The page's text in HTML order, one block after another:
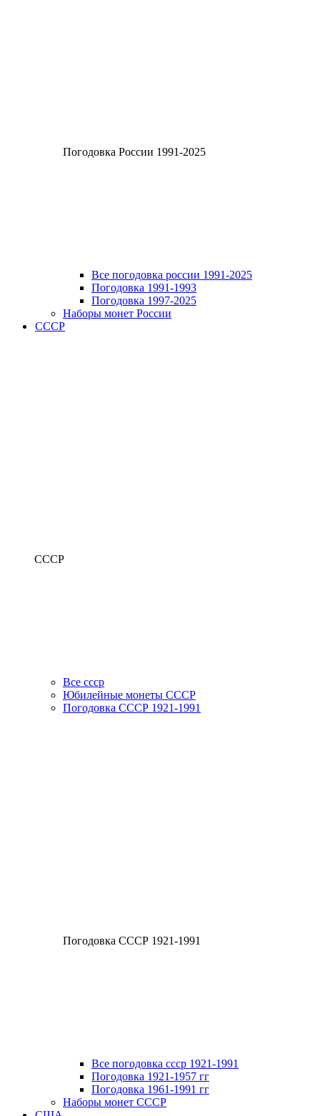
Погодовка России 1991-2025
Все погодовка россии 1991-2025
Погодовка 1991-1993
Погодовка 1997-2025
Наборы монет России
СССР
СССР
Все ссср
Юбилейные монеты СССР
Погодовка СССР 1921-1991
Погодовка СССР 1921-1991
Все погодовка ссср 1921-1991
Погодовка 1921-1957 гг
Погодовка 1961-1991 гг
Наборы монет СССР